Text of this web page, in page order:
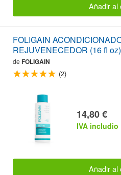
Añadir al
FOLIGAIN
REJUVENECEDOR (16 fl
de FOLIGAIN
(2)
14,80 €
IVA includio
Añadir al